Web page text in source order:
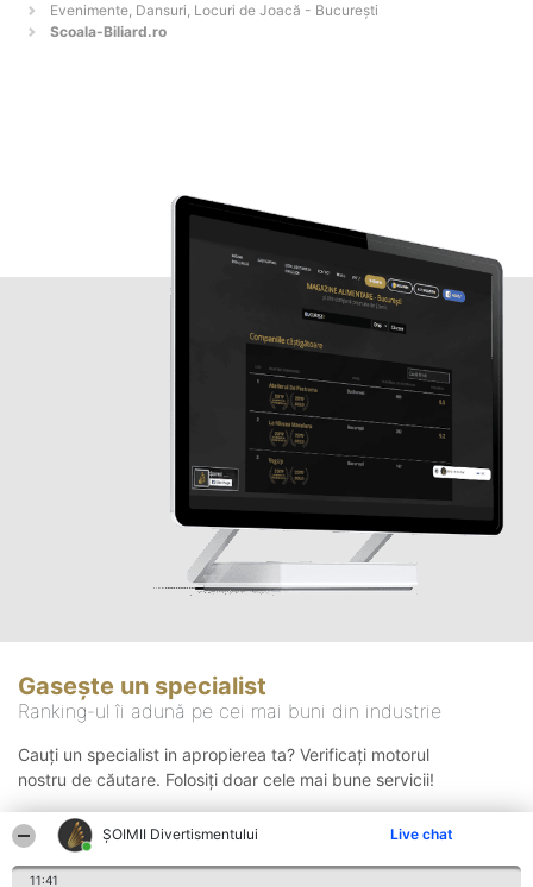
ŞOIMII Divertismentului Live chat
11:41
Evenimente, Dansuri, Locuri de Joacă - Bucureşti
Scoala-Biliard.ro
Gasește un specialist
Ranking-ul îi adună pe cei mai buni din industrie
Cauți un specialist in apropierea ta? Verificați motorul
nostru de căutare. Folosiți doar cele mai bune servicii!